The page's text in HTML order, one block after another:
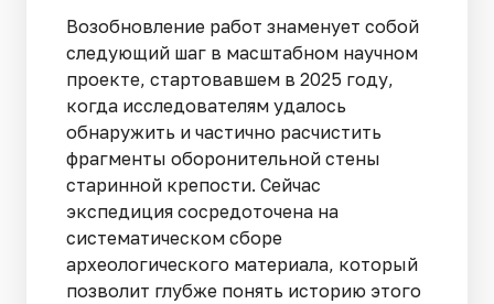
Возобновление работ знаменует собой
следующий шаг в масштабном научном
проекте, стартовавшем в 2025 году,
когда исследователям удалось
обнаружить и частично расчистить
фрагменты оборонительной стены
старинной крепости. Сейчас
экспедиция сосредоточена на
систематическом сборе
археологического материала, который
позволит глубже понять историю этого